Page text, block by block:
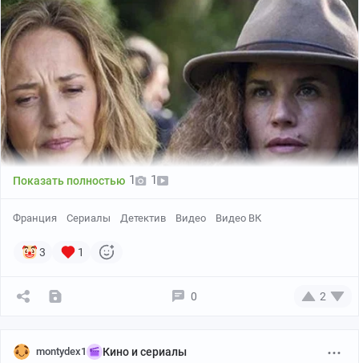
Показать полностью 1 1
Франция Сериалы Детектив Видео Видео ВК
3 1
0 2
montydex1 Кино и сериалы